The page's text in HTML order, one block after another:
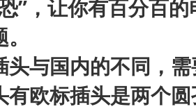
”，让你有百分百
头与国内的不同，
有欧标插头是两个